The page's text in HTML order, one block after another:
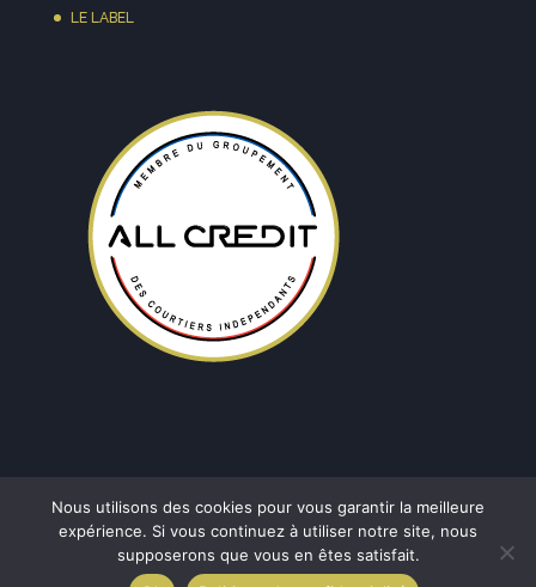
LE LABEL
Copyright © 2026BL Courtage Albi | Développé par
Nous utilisons des cookies pour vous garantir la meilleure
expérience. Si vous continuez à utiliser notre site, nous
supposerons que vous en êtes satisfait.